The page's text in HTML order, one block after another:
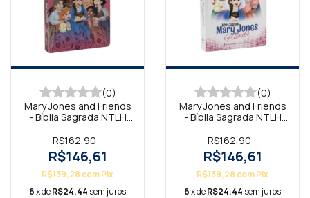
(0)
Mary Jones and Friends
- Bíblia Sagrada NTLH
R$162,90
R$146,61
R$139,28 comPix
6x deR$24,44 sem juros
(0)
Mary Jones and Friends
- Bíblia Sagrada NTLH
R$162,90
R$146,61
R$139,28 comPix
6x deR$24,44 sem juros